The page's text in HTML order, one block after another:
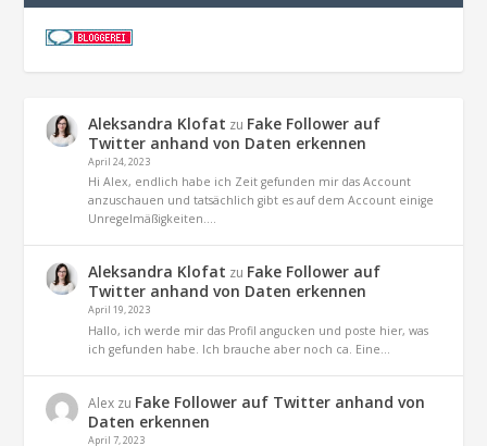
Aleksandra Klofat zu Fake Follower auf
Twitter anhand von Daten erkennen
April 24, 2023
Hi Alex, endlich habe ich Zeit gefunden mir das Account
anzuschauen und tatsächlich gibt es auf dem Account einige
Unregelmäßigkeiten.…
Aleksandra Klofat zu Fake Follower auf
Twitter anhand von Daten erkennen
April 19, 2023
Hallo, ich werde mir das Profil angucken und poste hier, was
ich gefunden habe. Ich brauche aber noch ca. Eine…
Alex zu Fake Follower auf Twitter anhand von
Daten erkennen
April 7, 2023